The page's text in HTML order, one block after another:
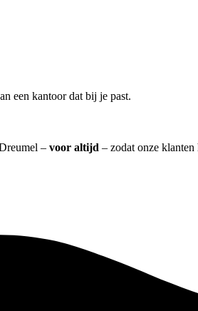
een kantoor dat bij je past.
– voor altijd – zodat onze